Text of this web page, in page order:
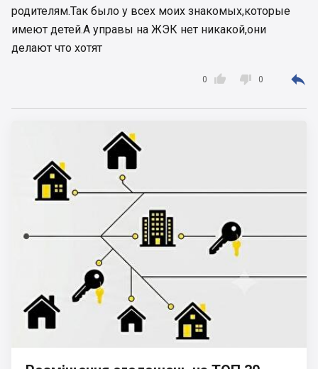
родителям.Так было у всех моих знакомых,которые
имеют детей.А управы на ЖЭК нет никакой,они
делают что хотят

0  0 